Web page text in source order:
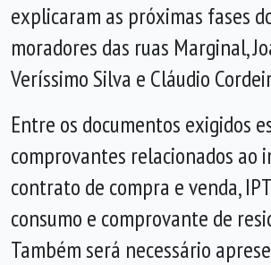
explicaram as próximas fases
moradores das ruas Marginal,
Veríssimo Silva e Cláudio
Entre os documentos exigidos
comprovantes relacionados ao
contrato de compra e venda,
consumo e comprovante de
Também será necessário